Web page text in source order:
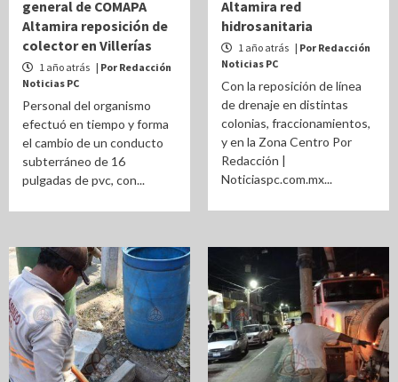
general de COMAPA
Altamira reposición de
colector en Villerías
1 año atrás | Por Redacción
Noticias PC
Personal del organismo
efectuó en tiempo y forma
el cambio de un conducto
subterráneo de 16
pulgadas de pvc, con...
Altamira red
hidrosanitaria
1 año atrás | Por Redacción
Noticias PC
Con la reposición de línea
de drenaje en distintas
colonias, fraccionamientos,
y en la Zona Centro Por
Redacción |
Noticiaspc.com.mx...